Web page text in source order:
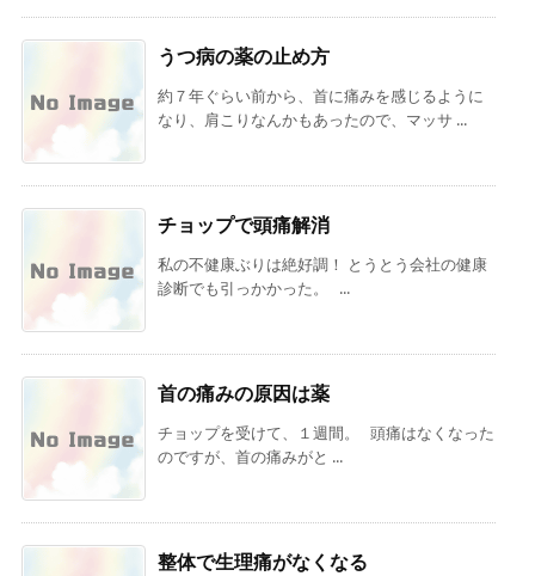
うつ病の薬の止め方
約７年ぐらい前から、首に痛みを感じるように
なり、肩こりなんかもあったので、マッサ ...
チョップで頭痛解消
私の不健康ぶりは絶好調！ とうとう会社の健康
診断でも引っかかった。 ...
首の痛みの原因は薬
チョップを受けて、１週間。 頭痛はなくなった
のですが、首の痛みがと ...
整体で生理痛がなくなる